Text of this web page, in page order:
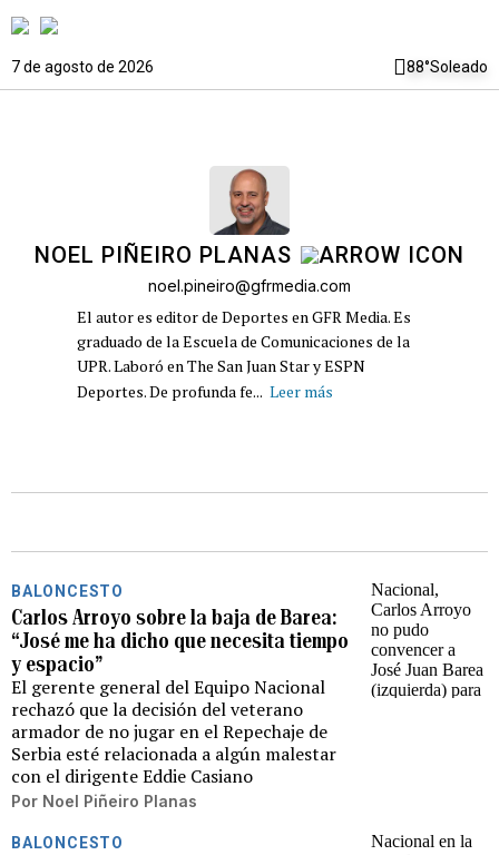
7 de agosto de 2026 88°Soleado
NOEL PIÑEIRO PLANAS
noel.pineiro@gfrmedia.com
El autor es editor de Deportes en GFR Media. Es
graduado de la Escuela de Comunicaciones de la
UPR. Laboró en The San Juan Star y ESPN
Deportes. De profunda fe... Leer más
BALONCESTO
Carlos Arroyo sobre la baja de Barea:
“José me ha dicho que necesita tiempo
y espacio”
El gerente general del Equipo Nacional
rechazó que la decisión del veterano
armador de no jugar en el Repechaje de
Serbia esté relacionada a algún malestar
con el dirigente Eddie Casiano
Por Noel Piñeiro Planas
BALONCESTO